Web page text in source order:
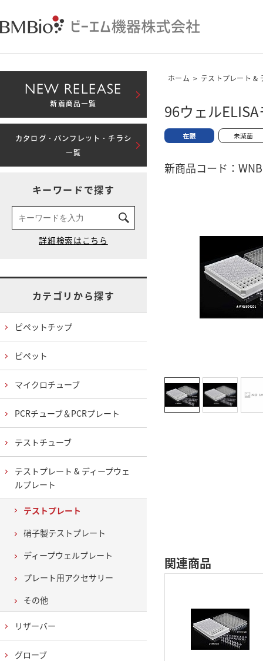
ホーム > テストプレート &
96ウェル
新商品コード：
関連商品
NEW RELEASE
新着商品一覧
カタログ・パンフレット・チラシ
一覧
キーワードで探す
カテゴリから探す
ピペットチップ
ピペット
マイクロチューブ
PCRチューブ＆PCRプレート
テストチューブ
テストプレート & ディープウェ
ルプレート
テストプレート
硝子製テストプレート
ディープウェルプレート
プレート用アクセサリー
その他
リザーバー
グローブ